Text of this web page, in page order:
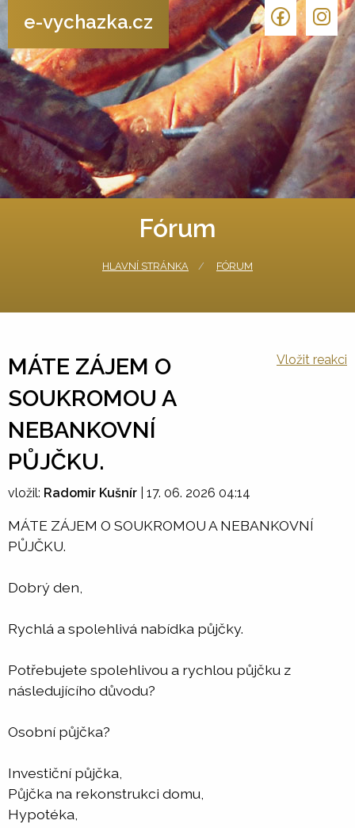
e-vychazka.cz
Fórum
HLAVNÍ STRÁNKA FÓRUM
MÁTE ZÁJEM O
SOUKROMOU A
NEBANKOVNÍ
PŮJČKU.
Vložit reakci
vložil: Radomir Kušnír 17. 06. 2026 04:14
MÁTE ZÁJEM O SOUKROMOU A NEBANKOVNÍ
PŮJČKU.
Dobrý den,
Rychlá a spolehlivá nabídka půjčky.
Potřebujete spolehlivou a rychlou půjčku z
následujícího důvodu?
Osobní půjčka?
Investiční půjčka,
Půjčka na rekonstrukci domu,
Hypotéka,